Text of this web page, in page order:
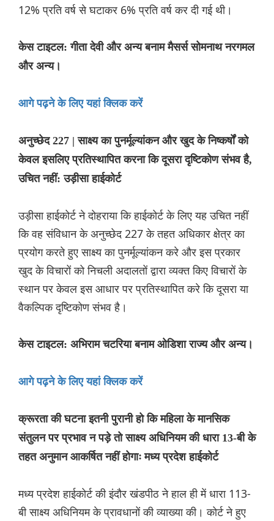
12% प्रति वर्ष से घटाकर 6% प्रति वर्ष कर दी गई थी।
केस टाइटल: गीता देवी और अन्य बनाम मैसर्स सोमनाथ नरगमल
और अन्य।
आगे पढ़ने के लिए यहां क्लिक करें
अनुच्छेद 227 | साक्ष्य का पुनर्मूल्यांकन और खुद के निष्कर्षों को
केवल इसलिए प्रतिस्थापित करना कि दूसरा दृष्टिकोण संभव है,
उचित नहीं: उड़ीसा हाईकोर्ट
उड़ीसा हाईकोर्ट ने दोहराया कि हाईकोर्ट के लिए यह उचित नहीं
कि वह संविधान के अनुच्छेद 227 के तहत अधिकार क्षेत्र का
प्रयोग करते हुए साक्ष्य का पुनर्मूल्यांकन करे और इस प्रकार
खुद के विचारों को निचली अदालतों द्वारा व्यक्त किए विचारों के
स्थान पर केवल इस आधार पर प्रतिस्थापित करे कि दूसरा या
वैकल्पिक दृष्टिकोण संभव है।
केस टाइटल: अभिराम चटरिया बनाम ओडिशा राज्य और अन्य।
आगे पढ़ने के लिए यहां क्लिक करें
क्रूरता की घटना इतनी पुरानी हो कि महिला के मानसिक
संतुलन पर प्रभाव न पड़े तो साक्ष्य अधिनियम की धारा 13-बी के
तहत अनुमान आकर्षित नहीं होगाः मध्य प्रदेश हाईकोर्ट
मध्य प्रदेश हाईकोर्ट की इंदौर खंडपीठ ने हाल ही में धारा 113-
बी साक्ष्य अधिनियम के प्रावधानों की व्याख्या की। कोर्ट ने हुए